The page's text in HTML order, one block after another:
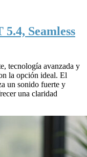
Seamless
tecnología avanzada y
la opción ideal. El
un sonido fuerte y
una claridad